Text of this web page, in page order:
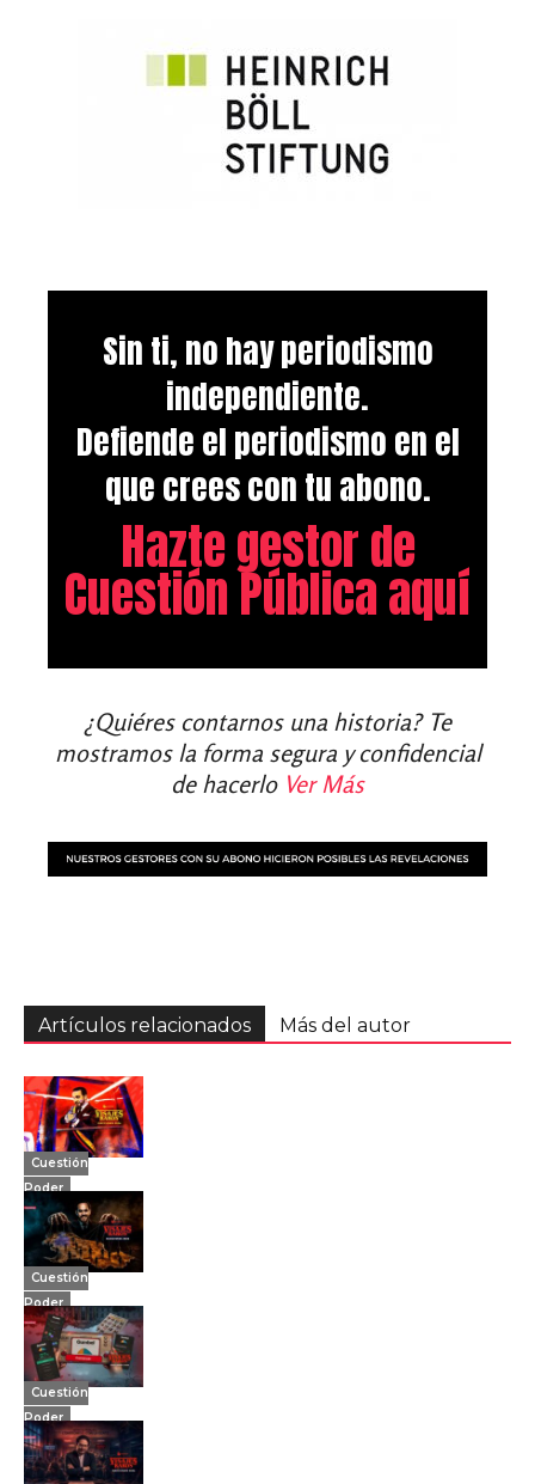
Sin ti, no hay periodismo
independiente.
Defiende el periodismo en el
que crees con tu abono.
Hazte gestor de
Cuestión Pública aquí
¿Quiéres contarnos una historia? Te
mostramos la forma segura y confidencial
de hacerlo Ver Más
Artículos relacionados Más del autor
Cuestión
Poder
Cuestión
Poder
Cuestión
Poder